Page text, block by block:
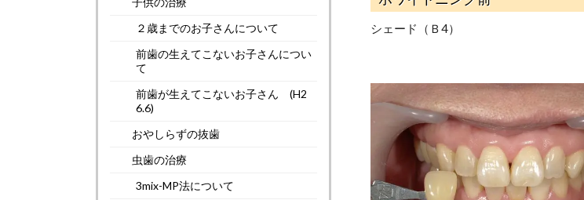
シェード（Ｂ4）
２歳までのお子さんについて
前歯の生えてこないお子さんについ
て
前歯が生えてこないお子さん (H2
6.6)
おやしらずの抜歯
虫歯の治療
3mix-MP法について